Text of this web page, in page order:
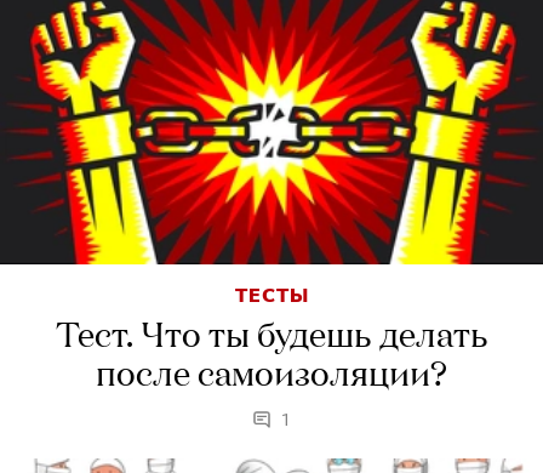
ТЕСТЫ
Тест. Что ты будешь делать
после самоизоляции?
1